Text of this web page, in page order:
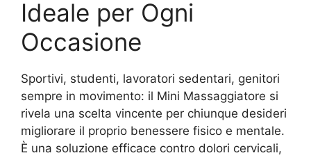
Ideale per Ogni
Occasione
Sportivi, studenti, lavoratori sedentari, genitori
sempre in movimento: il Mini Massaggiatore si
rivela una scelta vincente per chiunque desideri
migliorare il proprio benessere fisico e mentale.
È una soluzione efficace contro dolori cervicali,